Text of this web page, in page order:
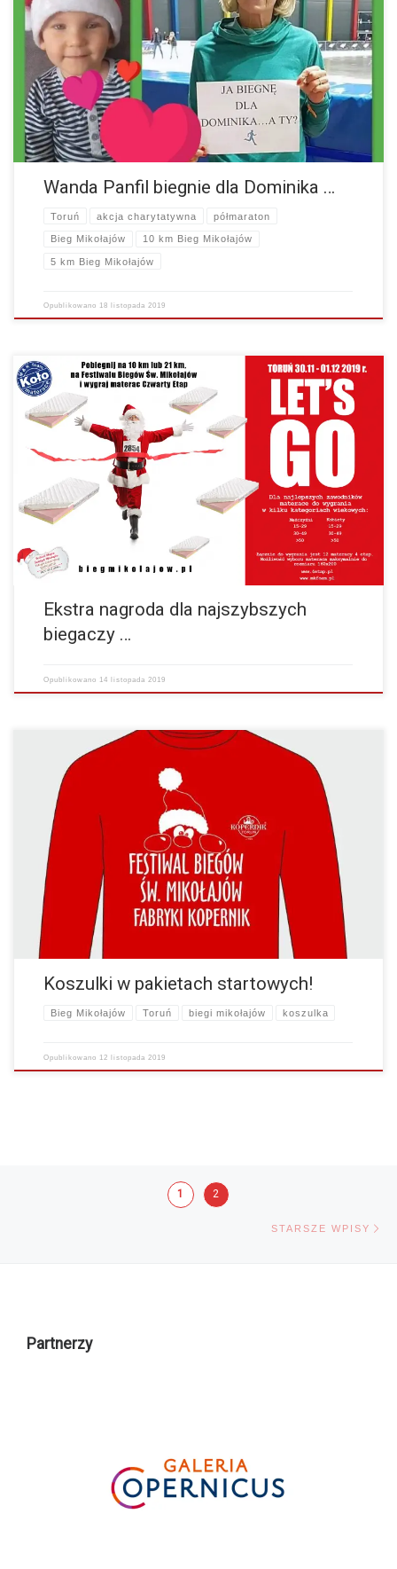
Nasz Gość Specjalny Wanda Panfil – polska lekkoatletka, zwyciężczyni
maratonów w Nowym Jorku, Londynie, Bostonie BIEGNIE dla
DOMINIKA, a TY? Jeśli zdecydujesz się zrobić coś…
więcej
Wanda Panfil biegnie dla Dominika …
Toruń akcja charytatywna półmaraton
Bieg Mikołajów 10 km Bieg Mikołajów
5 km Bieg Mikołajów
Opublikowano 18 listopada 2019
Dzięki naszemu sponsorowi mkfoam.pl mamy dla Was niezwykle
wygodne materace do wygrania ! 3 Panie i 3 Panów w 3 różńych
kategoriach wiekowych na dystansie…więcej
Ekstra nagroda dla najszybszych
biegaczy …
Opublikowano 14 listopada 2019
Drodzy uczestnicy, nasze czerwone techniczne koszulki będą w
pakietach startowych dla wszystkich biegaczy, którzy do 20 listopada
2019r. opłacą swój pakiet! Od 21 listopada będzie…
więcej
Koszulki w pakietach startowych!
Bieg Mikołajów Toruń biegi mikołajów koszulka
Opublikowano 12 listopada 2019
Nawigacja po wpisach
1 2
STARSZE WPISY
Partnerzy